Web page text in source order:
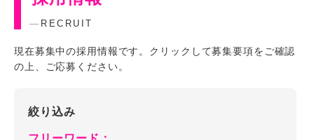
RECRUIT
現在募集中の採用情報です。クリックして募集要項をご確認
の上、ご応募ください。
絞り込み